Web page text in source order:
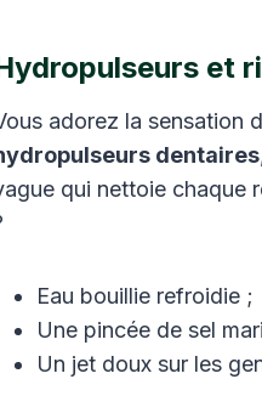
et
adorez la sensation
dentaires
qui nettoie chaque
Eau bouillie refroidie ;
Une pincée de sel
Un jet doux sur les